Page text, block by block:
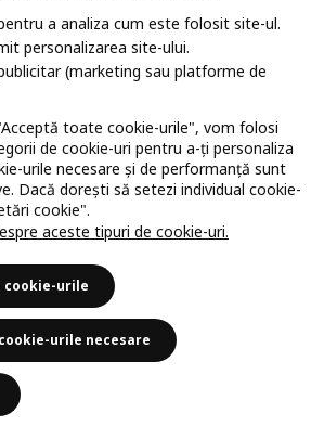
(servicii)
a analiza cum este folosit site-ul.
personalizarea site-ului.
(marketing sau platforme de
toate cookie-urile", vom folosi
de cookie-uri pentru a-ți personaliza
urile necesare și de performanță sunt
Dacă dorești să setezi individual cookie-
cookie".
aceste tipuri de cookie-uri.
cookie-urile
urile necesare